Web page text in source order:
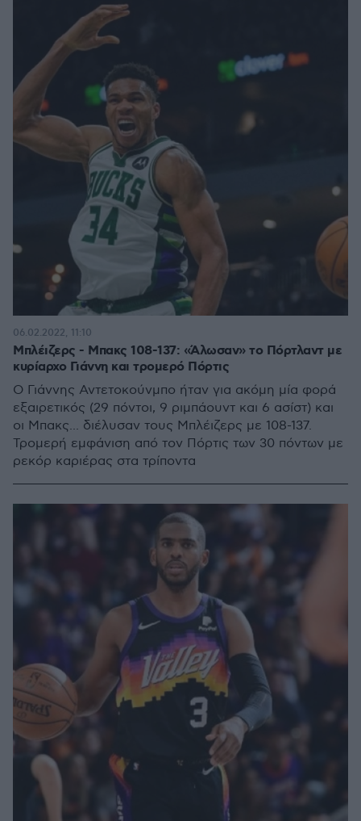
Μπλέιζερς - Μπακς 108-137: «Άλωσαν» το Πόρτλαντ με
κυρίαρχο Γιάννη και τρομερό Πόρτις
Ο Γιάννης Αντετοκούνμπο ήταν για ακόμη μία φορά
εξαιρετικός (29 πόντοι, 9 ριμπάουντ και 6 ασίστ) και
οι Μπακς... διέλυσαν τους Μπλέιζερς με 108-137.
Τρομερή εμφάνιση από τον Πόρτις των 30 πόντων με
ρεκόρ καριέρας στα τρίποντα
06.02.2022, 11:10